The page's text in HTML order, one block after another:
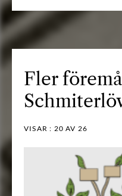
Fler
VISAR : 20 AV 26